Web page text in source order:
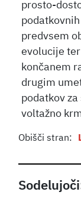
prosto-
predvsem
evolucije
končanem
drugim
podatkov
voltažno
Obišči stran: